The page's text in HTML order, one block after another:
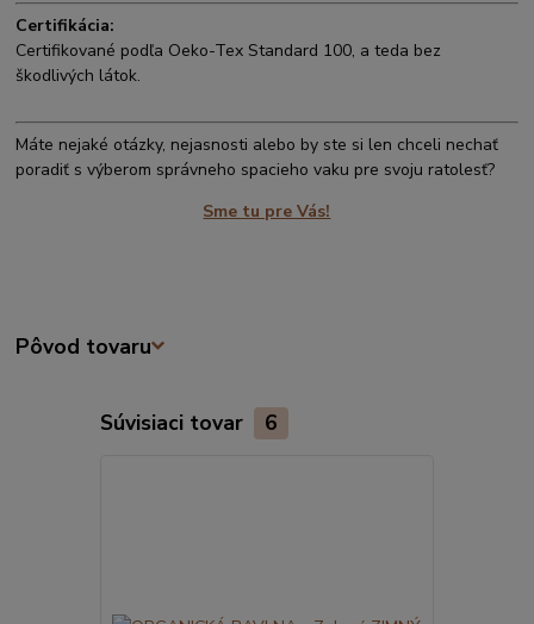
Certifikácia:
Certifikované podľa Oeko-Tex Standard 100, a teda bez
škodlivých látok.
Máte nejaké otázky, nejasnosti alebo by ste si len chceli nechať
poradiť s výberom správneho spacieho vaku pre svoju ratolesť?
Sme tu pre Vás!
Pôvod tovaru
Súvisiaci tovar 6